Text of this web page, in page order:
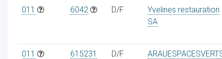
011 6042 D/F
Yvelines restauration
SA
011 615231 D/F